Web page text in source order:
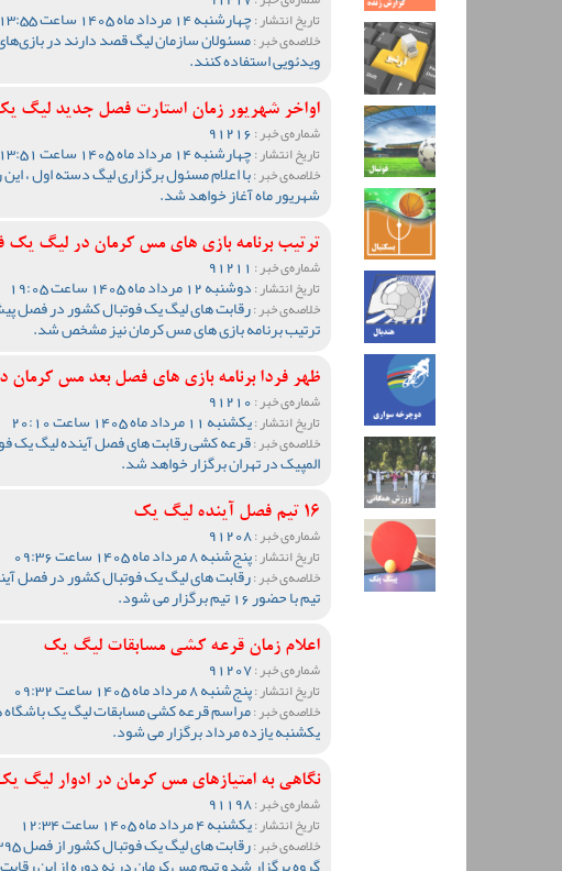
تاریخ انتشار :چهارشنبه 14 مرداد ماه 1405 ساعت 13:55
خلاصه‌ی خبر :مسئولان سازمان لیگ قصد دارند در
ویدئویی استفاده کنند.
اواخر شهریور زمان استارت فصل جدید لیگ
شماره‌ی خبر :
تاریخ انتشار :چهارشنبه 14 مرداد ماه 1405 ساعت 13:51
خلاصه‌ی خبر :
شهریور ماه آغاز خواهد شد.
ترتیب برنامه بازی های مس کرمان در لیگ
شماره‌ی خبر :
تاریخ انتشار :دوشنبه 12 مرداد ماه 1405 ساعت 19:05
خلاصه‌ی خبر :رقابت های لیگ یک فوتبال کشور در فصل
ترتیب برنامه بازی های مس کرمان نیز مشخص شد.
ظهر فردا برنامه بازی های فصل بعد مس
شماره‌ی خبر :
تاریخ انتشار :یکشنبه 11 مرداد ماه 1405 ساعت 20:10
خلاصه‌ی خبر :قرعه کشی رقابت های فصل آینده لیگ یک
المپیک در تهران برگزار خواهد شد.
16 تیم فصل آینده لیگ یک
شماره‌ی خبر :91208
تاریخ انتشار :پنج‌شنبه 8 مرداد ماه 1405 ساعت 09:36
خلاصه‌ی خبر :
تیم با حضور 16 تیم برگزار می شود.
اعلام زمان قرعه کشی مسابقات لیگ یک
شماره‌ی خبر :91207
تاریخ انتشار :پنج‌شنبه 8 مرداد ماه 1405 ساعت 09:32
خلاصه‌ی خبر :
یکشنبه یازده مرداد برگزار می شود.
نگاهی به امتیازهای مس کرمان در ادوار لیگ یک با
شماره‌ی خبر :91198
تاریخ انتشار :یکشنبه 4 مرداد ماه 1405 ساعت 12:34
خلاصه‌ی خبر :